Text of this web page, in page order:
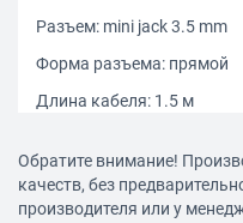
Разъем: mini jack 3.5 mm
Форма разъема: прямой
Длина кабеля: 1.5 м
Возможность
Обратите внимание!
качеств, без
производителя или у